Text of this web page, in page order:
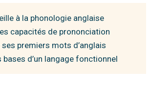
à la phonologie anglaise
capacités de prononciation
premiers mots d’anglais
bases d’un langage fonctionnel